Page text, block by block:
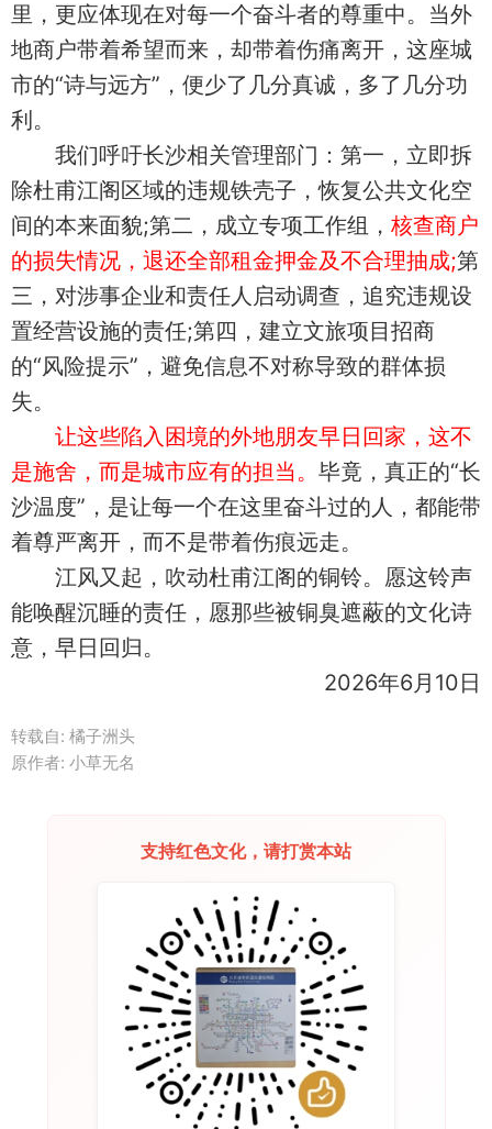
里，更应体现在对每一个奋斗者的尊重中。当外
地商户带着希望而来，却带着伤痛离开，这座城
市的“诗与远方”，便少了几分真诚，多了几分功
利。
我们呼吁长沙相关管理部门：第一，立即拆
除杜甫江阁区域的违规铁壳子，恢复公共文化空
间的本来面貌;第二，成立专项工作组， 核查商户
的损失情况，退还全部租金押金及不合理抽成;第
三，对涉事企业和责任人启动调查，追究违规设
置经营设施的责任;第四，建立文旅项目招商
的“风险提示”，避免信息不对称导致的群体损
失。
让这些陷入困境的外地朋友早日回家，这不
是施舍，而是城市应有的担当。 毕竟，真正的“长
沙温度”，是让每一个在这里奋斗过的人，都能带
着尊严离开，而不是带着伤痕远走。
江风又起，吹动杜甫江阁的铜铃。愿这铃声
能唤醒沉睡的责任，愿那些被铜臭遮蔽的文化诗
意，早日回归。
2026年6月10日
转载自: 橘子洲头
原作者: 小草无名
支持红色文化，请打赏本站